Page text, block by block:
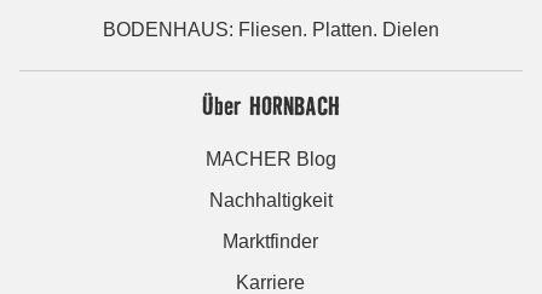
BODENHAUS: Fliesen. Platten. Dielen
Über HORNBACH
MACHER Blog
Nachhaltigkeit
Marktfinder
Karriere